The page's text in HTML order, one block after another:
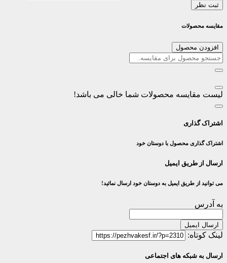
ثبت نظر
مقایسه محصولات
افزودن محصول
لیست مقایسه محصولات شما خالی می باشد!
اشتراک گذاری
اشتراک گذاری محصول با دوستان خود
ارسال از طریق ایمیل
می توانید از طریق ایمیل به دوستان خود ارسال نمائید!
به آدرس
ارسال ایمیل
لینک کوتاه:
ارسال به شبکه های اجتماعی